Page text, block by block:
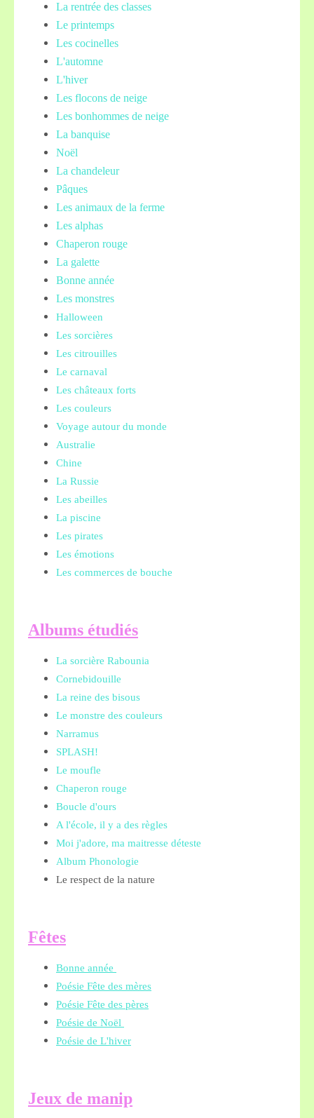
La rentrée des classes
Le printemps
Les cocinelles
L'automne
L'hiver
Les flocons de neige
Les bonhommes de neige
La banquise
Noël
La chandeleur
Pâques
Les animaux de la ferme
Les alphas
Chaperon rouge
La galette
Bonne année
Les monstres
Halloween
Les sorcières
Les citrouilles
Le carnaval
Les châteaux forts
Les couleurs
Voyage autour du monde
Australie
Chine
La Russie
Les abeilles
La piscine
Les pirates
Les émotions
Les commerces de bouche
Albums étudiés
La sorcière Rabounia
Cornebidouille
La reine des bisous
Le monstre des couleurs
Narramus
SPLASH!
Le moufle
Chaperon rouge
Boucle d'ours
A l'école, il y a des règles
Moi j'adore, ma maitresse déteste
Album Phonologie
Le respect de la nature
Fêtes
Bonne année
Poésie Fête des mères
Poésie Fête des pères
Poésie de Noël
Poésie de L'hiver
Jeux de manip